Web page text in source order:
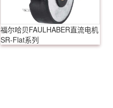
福尔哈贝FAULHABER直流电机
SR-Flat系列